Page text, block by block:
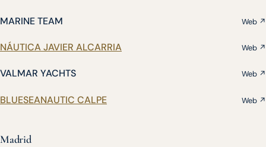
MARINE TEAM Web ↗
NÁUTICA JAVIER ALCARRIA Web ↗
VALMAR YACHTS Web ↗
BLUESEANAUTIC CALPE Web ↗
Madrid